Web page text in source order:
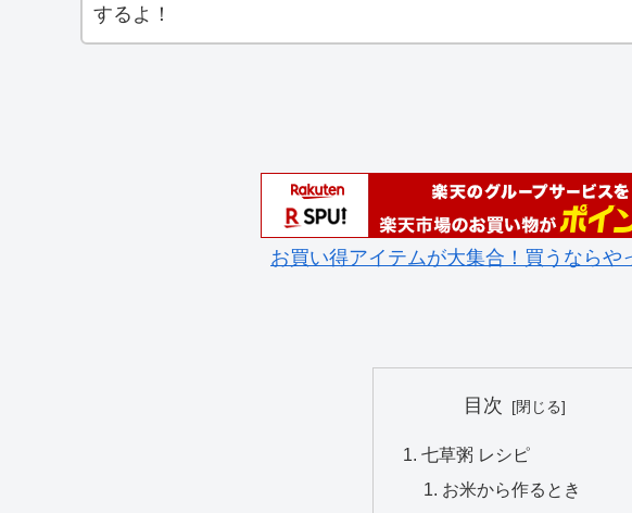
するよ！
お買い得アイテムが大集合！買うならや
目次
七草粥 レシピ
お米から作るとき